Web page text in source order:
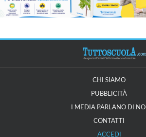
CHI SIAMO
PUBBLICITÀ
I MEDIA PARLANO DI NOI
CONTATTI
ACCEDI